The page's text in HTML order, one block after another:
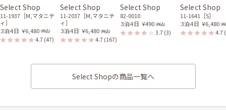
Select Shop
11-1937［M,マタニテ
ィ］
３泊４日 ￥6,480 (税込)
4.7(47)
Select Shop
11-2037［M,マタニテ
ィ］
３泊４日 ￥6,480 (税込)
4.7(167)
Select Shop
82-0010
３泊４日 ￥490 (税込)
3.7(3)
Select Shop
11-1641［S］
３泊４日 ￥6,480 (
4.7
Select Shopの商品一覧へ